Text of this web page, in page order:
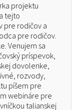
projektu
tejto
pre rodičov a
pre rodičov.
Venujem sa
príspevok,
dovolenke,
rozvody,
píšem pre
webináre pre
talianskej